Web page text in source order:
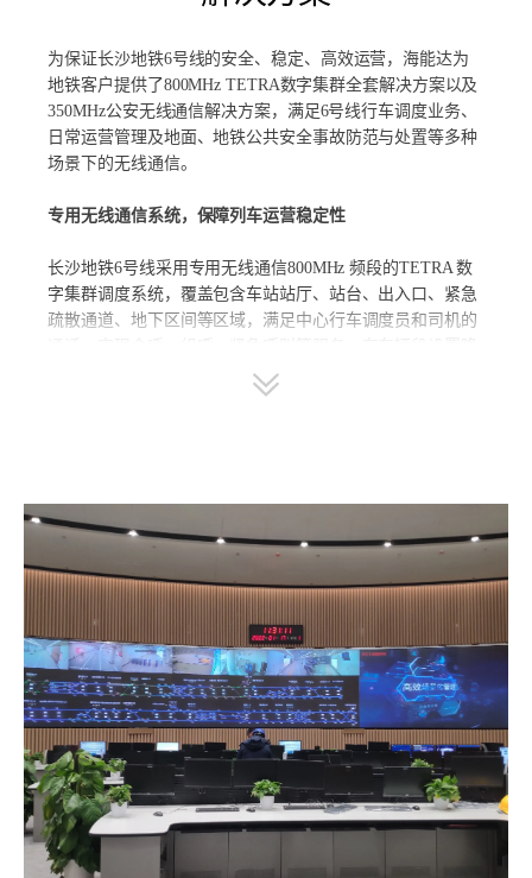
为保证长沙地铁6号线的安全、稳定、高效运营，海能达为
地铁客户提供了800MHz TETRA数字集群全套解决方案以及
350MHz公安无线通信解决方案，满足6号线行车调度业务、
日常运营管理及地面、地铁公共安全事故防范与处置等多种
场景下的无线通信。
专用无线通信系统，保障列车运营稳定性
长沙地铁6号线采用专用无线通信800MHz 频段的TETRA 数
字集群调度系统，覆盖包含车站站厅、站台、出入口、紧急
疏散通道、地下区间等区域，满足中心行车调度员和司机的
级备用设备，当控制中心集群交换机因各种原因发生故障
时，可临时代替控制中心无线中心设备，提供基于单站集群
同时，方案为长沙地铁6号线每列车的车头、车尾驾驶室各
配备了1台CZT852车载台，该车台为轨道交通垂直行业客户
需求量身定制，实现列车与调度台、车站、其他列车、手持
求。
专业无线通信终端，满足地铁站务通信调度需求
海能达为站务人员与车控室工作人员提供专业TETRA数字对
讲机PT580H Plus，该对讲机采用业界独有的降噪芯片技术
与回音消除技术，即使在地铁进站、驶离、广播通知等噪杂
的环境中也能够呈现出清晰的语音，确保站务人员与指挥中
心间关键指令的准确传达；长达22小时以上的超长待机时
间，可支持在岗班次全天侯使用需求，无须中途充电换机；